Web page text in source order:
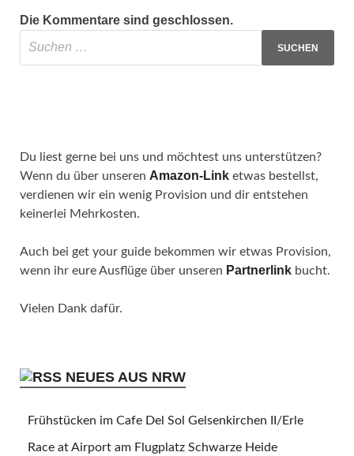
Die Kommentare sind geschlossen.
Du liest gerne bei uns und möchtest uns unterstützen?
Wenn du über unseren Amazon-Link etwas bestellst,
verdienen wir ein wenig Provision und dir entstehen
keinerlei Mehrkosten.
Auch bei get your guide bekommen wir etwas Provision,
wenn ihr eure Ausflüge über unseren Partnerlink bucht.
Vielen Dank dafür.
NEUES AUS NRW
Frühstücken im Cafe Del Sol Gelsenkirchen II/Erle
Race at Airport am Flugplatz Schwarze Heide